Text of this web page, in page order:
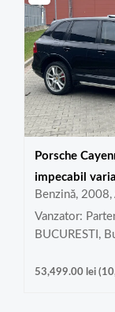
Porsche
impecabil
Benzină,
Vanzator:
BUCURESTI,
53,499.00 lei(